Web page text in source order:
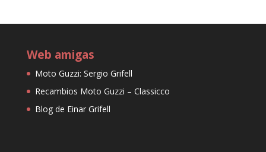
Web amigas
Moto Guzzi: Sergio Grifell
Recambios Moto Guzzi – Classicco
Blog de Einar Grifell